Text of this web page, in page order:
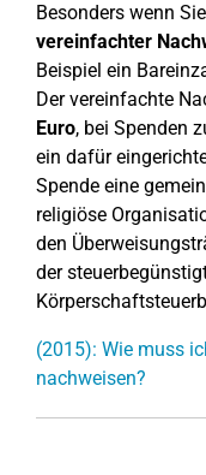
Besonders wenn
vereinfachter
Beispiel ein
Der vereinfachte
Euro, bei Spenden
ein dafür
Spende eine
religiöse
den
der
(2015): Wie muss
nachweisen?